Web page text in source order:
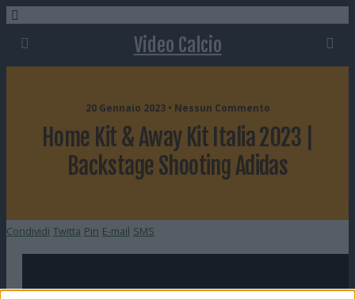
Video Calcio
20 Gennaio 2023 • Nessun Commento
Home Kit & Away Kit Italia 2023 |
Backstage Shooting Adidas
Condividi Twitta Pin E-mail SMS